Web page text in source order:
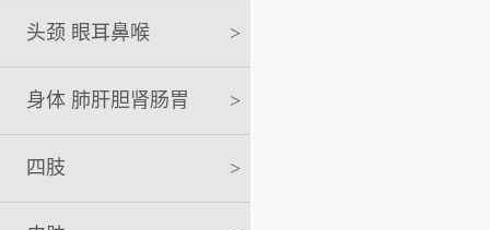
头颈 眼耳鼻喉 >
身体 肺肝胆肾肠胃 >
四肢 >